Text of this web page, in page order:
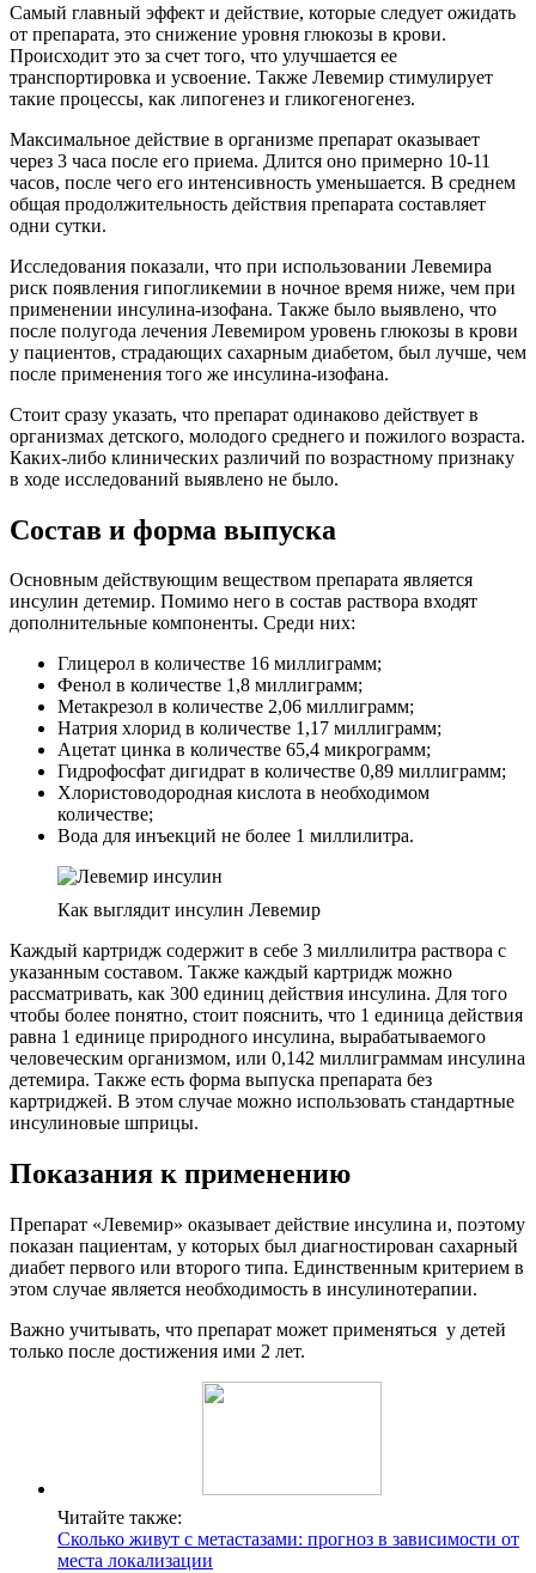
Самый главный эффект и действие, которые следует ожидать
от препарата, это снижение уровня глюкозы в крови.
Происходит это за счет того, что улучшается ее
транспортировка и усвоение. Также Левемир стимулирует
такие процессы, как липогенез и гликогеногенез.
Максимальное действие в организме препарат оказывает
через 3 часа после его приема. Длится оно примерно 10-11
часов, после чего его интенсивность уменьшается. В среднем
общая продолжительность действия препарата составляет
одни сутки.
Исследования показали, что при использовании Левемира
риск появления гипогликемии в ночное время ниже, чем при
применении инсулина-изофана. Также было выявлено, что
после полугода лечения Левемиром уровень глюкозы в крови
у пациентов, страдающих сахарным диабетом, был лучше, чем
после применения того же инсулина-изофана.
Стоит сразу указать, что препарат одинаково действует в
организмах детского, молодого среднего и пожилого возраста.
Каких-либо клинических различий по возрастному признаку
в ходе исследований выявлено не было.
Состав и форма выпуска
Основным действующим веществом препарата является
инсулин детемир. Помимо него в состав раствора входят
дополнительные компоненты. Среди них:
Глицерол в количестве 16 миллиграмм;
Фенол в количестве 1,8 миллиграмм;
Метакрезол в количестве 2,06 миллиграмм;
Натрия хлорид в количестве 1,17 миллиграмм;
Ацетат цинка в количестве 65,4 микрограмм;
Гидрофосфат дигидрат в количестве 0,89 миллиграмм;
Хлористоводородная кислота в необходимом
количестве;
Вода для инъекций не более 1 миллилитра.
Как выглядит инсулин Левемир
Каждый картридж содержит в себе 3 миллилитра раствора с
указанным составом. Также каждый картридж можно
рассматривать, как 300 единиц действия инсулина. Для того
чтобы более понятно, стоит пояснить, что 1 единица действия
равна 1 единице природного инсулина, вырабатываемого
человеческим организмом, или 0,142 миллиграммам инсулина
детемира. Также есть форма выпуска препарата без
картриджей. В этом случае можно использовать стандартные
инсулиновые шприцы.
Показания к применению
Препарат «Левемир» оказывает действие инсулина и, поэтому
показан пациентам, у которых был диагностирован сахарный
диабет первого или второго типа. Единственным критерием в
этом случае является необходимость в инсулинотерапии.
Важно учитывать, что препарат может применяться у детей
только после достижения ими 2 лет.
Читайте также:
Сколько живут с метастазами: прогноз в зависимости от
места локализации